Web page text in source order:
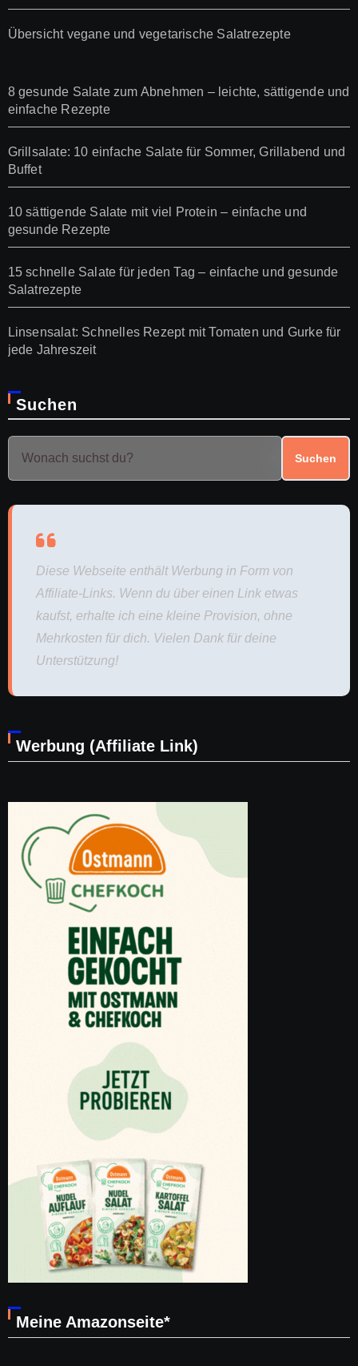
Übersicht vegane und vegetarische Salatrezepte
8 gesunde Salate zum Abnehmen – leichte, sättigende und
einfache Rezepte
Grillsalate: 10 einfache Salate für Sommer, Grillabend und
Buffet
10 sättigende Salate mit viel Protein – einfache und
gesunde Rezepte
15 schnelle Salate für jeden Tag – einfache und gesunde
Salatrezepte
Linsensalat: Schnelles Rezept mit Tomaten und Gurke für
jede Jahreszeit
Suchen
Suchen
Diese Webseite enthält Werbung in Form von
Affiliate-Links. Wenn du über einen Link etwas
kaufst, erhalte ich eine kleine Provision, ohne
Mehrkosten für dich. Vielen Dank für deine
Unterstützung!
Werbung (Affiliate Link)
Meine Amazonseite*